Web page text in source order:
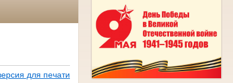
для печати